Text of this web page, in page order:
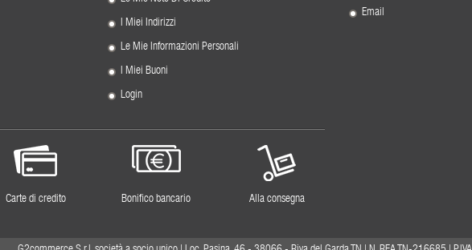
I Miei Indirizzi
Le Mie Informazioni Personali
I Miei Buoni
Login
Email
Carte di credito Bonifico bancario Alla consegna